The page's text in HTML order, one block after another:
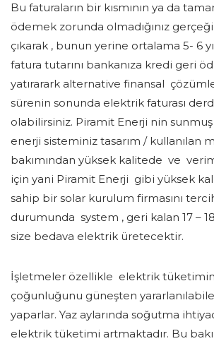
Bu faturaların bir kısmının ya da
ödemek zorunda olmadığınız
çıkarak , bunun yerine ortalama 5- 6
fatura tutarını bankanıza kredi geri
yatırarark alternative finansal
sürenin sonunda elektrik faturası
olabilirsiniz. Piramit Enerji nin
enerji sisteminiz tasarım / kullanılan
bakımından yüksek kalitede ve
için yani Piramit Enerji gibi yüksek
sahip bir solar kurulum firmasını
durumunda system , geri kalan 17 –
size bedava elektrik üretecektir.
İşletmeler özellikle elektrik
çoğunluğunu güneşten
yaparlar. Yaz aylarında soğutma
elektrik tüketimi artmaktadır. Bu